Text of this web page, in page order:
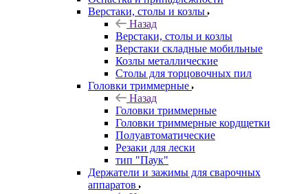
Верстаки, столы и козлы
Назад
Верстаки, столы и козлы
Верстаки складные мобильные
Козлы металлические
Столы для торцовочных пил
Головки триммерные
Назад
Головки триммерные
Головки триммерные кордщетки
Полуавтоматические
Резаки для лески
тип "Паук"
Держатели и зажимы для сварочных
аппаратов